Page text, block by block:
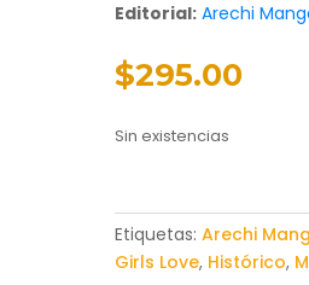
Editorial: Arechi
$295.00
Sin existencias
Etiquetas: Arechi
Girls Love, Histórico,
✨